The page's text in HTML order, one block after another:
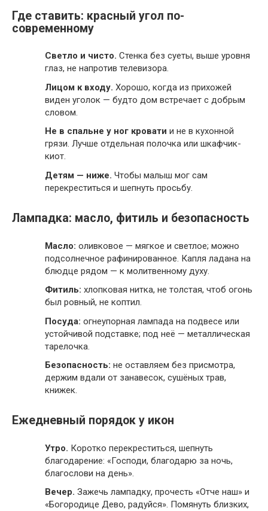
Где ставить: красный угол по-
современному
Светло и чисто. Стенка без суеты, выше уровня
глаз, не напротив телевизора.
Лицом к входу. Хорошо, когда из прихожей
виден уголок — будто дом встречает с добрым
словом.
Не в спальне у ног кровати и не в кухонной
грязи. Лучше отдельная полочка или шкафчик-
киот.
Детям — ниже. Чтобы малыш мог сам
перекреститься и шепнуть просьбу.
Лампадка: масло, фитиль и безопасность
Масло: оливковое — мягкое и светлое; можно
подсолнечное рафинированное. Капля ладана на
блюдце рядом — к молитвенному духу.
Фитиль: хлопковая нитка, не толстая, чтоб огонь
был ровный, не коптил.
Посуда: огнеупорная лампада на подвесе или
устойчивой подставке; под неё — металлическая
тарелочка.
Безопасность: не оставляем без присмотра,
держим вдали от занавесок, сушёных трав,
книжек.
Ежедневный порядок у икон
Утро. Коротко перекреститься, шепнуть
благодарение: «Господи, благодарю за ночь,
благослови на день».
Вечер. Зажечь лампадку, прочесть «Отче наш» и
«Богородице Дево, радуйся». Помянуть близких,